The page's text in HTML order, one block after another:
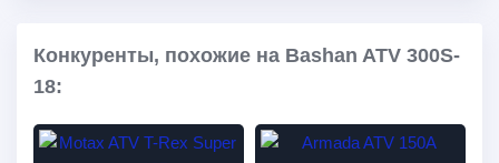
Конкуренты, похожие на Bashan ATV 300S-
18: